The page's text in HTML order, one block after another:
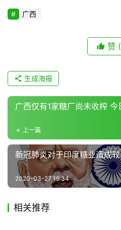
广西
赞
生成海报
广西仅有1家糖厂尚未收榨
上一篇
新冠肺炎对于印度糖业造成
2020-03-27 19:34
相关推荐